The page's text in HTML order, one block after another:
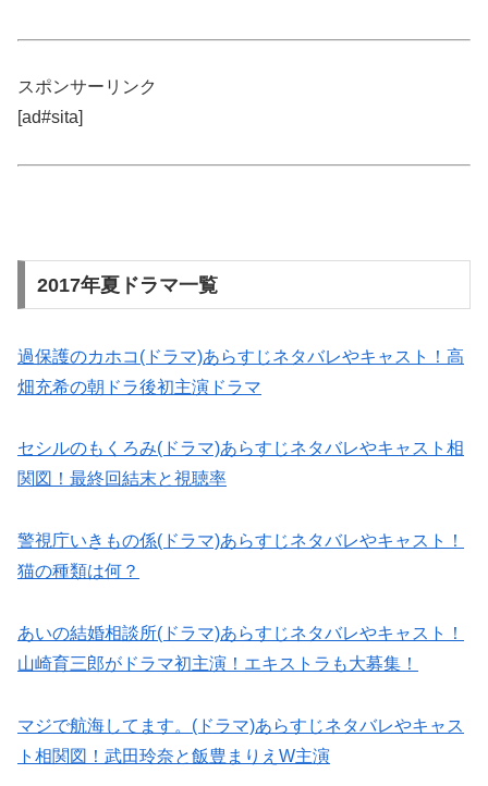
スポンサーリンク
[ad#sita]
2017年夏ドラマ一覧
過保護のカホコ(ドラマ)あらすじネタバレやキャスト！高
畑充希の朝ドラ後初主演ドラマ
セシルのもくろみ(ドラマ)あらすじネタバレやキャスト相
関図！最終回結末と視聴率
警視庁いきもの係(ドラマ)あらすじネタバレやキャスト！
猫の種類は何？
あいの結婚相談所(ドラマ)あらすじネタバレやキャスト！
山崎育三郎がドラマ初主演！エキストラも大募集！
マジで航海してます。(ドラマ)あらすじネタバレやキャス
ト相関図！武田玲奈と飯豊まりえW主演